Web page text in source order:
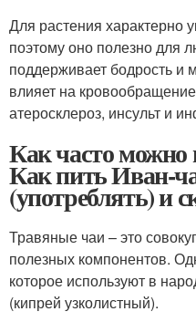
Для растения характерно
поэтому оно полезно для
поддерживает бодрость
влияет на
атеросклероз, инсульт и
Как часто
Как пить Иван-
(употреблять) и
Травяные чаи – это
полезных компонентов.
которое используют в
(кипрей узколистный).